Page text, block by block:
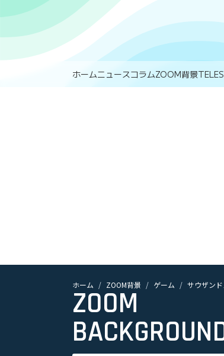
ホームニュースコラムZOOM背景
ホーム ZOOM背景 ゲーム サウザン
ZOOM